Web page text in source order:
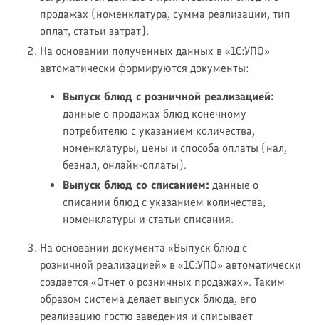
продажах (номенклатура, сумма реализации, тип
оплат, статьи затрат).
На основании полученных данных в «1С:УПО»
автоматически формируются документы:
Выпуск блюд с розничной реализацией:
данные о продажах блюд конечному
потребителю с указанием количества,
номенклатуры, цены и способа оплаты (нал,
безнал, онлайн-оплаты).
Выпуск блюд со списанием: данные о
списании блюд с указанием количества,
номенклатуры и статьи списания.
На основании документа «Выпуск блюд с
розничной реализацией» в «1С:УПО» автоматически
создается «Отчет о розничных продажах». Таким
образом система делает выпуск блюда, его
реализацию гостю заведения и списывает